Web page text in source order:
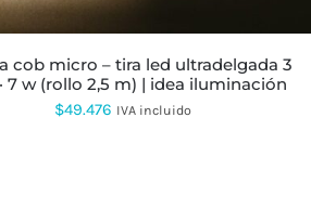
PÁGINA
DE
PRODUCTO
7 w (rollo 2,5 m) | idea iluminación
$49.476 IVA incluido